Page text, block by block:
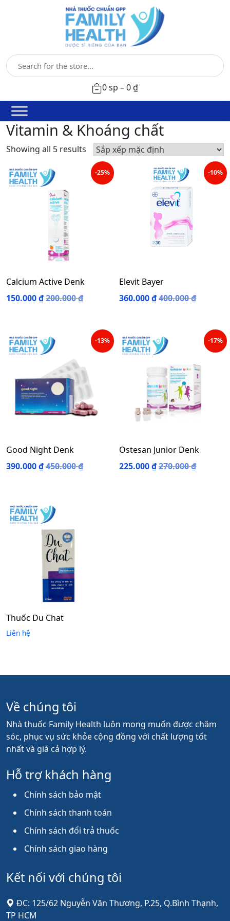
0 sp –0₫
Vitamin & Khoáng chất
Showing all 5 results
-25%
Calcium Active Denk
150.000₫200.000₫
-10%
Elevit Bayer
360.000₫ 400.000₫
-13%
Good Night Denk
390.000₫450.000₫
-17%
Ostesan Junior Denk
225.000₫ 270.000₫
Thuốc Du Chat
Liên hệ
Về chúng tôi
Nhà thuốc Family Health luôn mong muốn được chăm
sóc, phục vụ sức khỏe cộng đồng với chất lượng tốt
nhất và giá cả hợp lý.
Hỗ trợ khách hàng
Chính sách bảo mật
Chính sách thanh toán
Chính sách đổi trả thuốc
Chính sách giao hàng
Kết nối với chúng tôi
ĐC: 125/62 Nguyễn Văn Thương, P.25, Q.Bình Thạnh,
TP HCM